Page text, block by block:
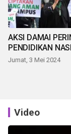
AKSI DAMAI
PENDIDIKAN
Jumat, 3 Mei 2024
Video